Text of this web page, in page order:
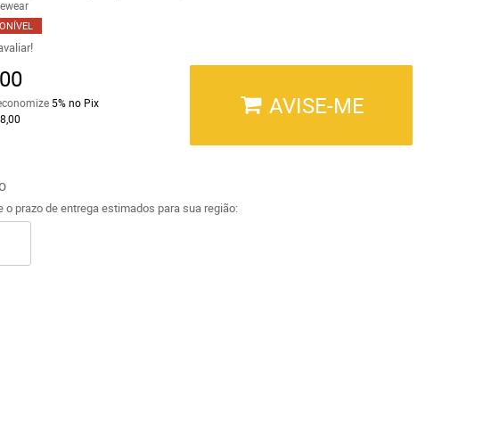
5% no Pix
AVISE-ME
o prazo de entrega estimados para sua região: